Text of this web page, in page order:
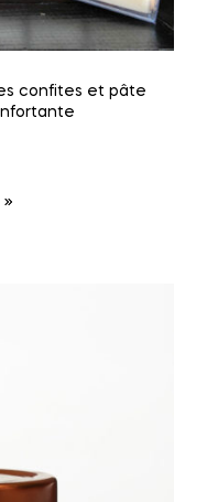
confites et pâte